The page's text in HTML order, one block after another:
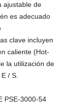
ajustable de
es adecuado
clave incluyen
caliente (Hot-
la utilización de
/ S.
PSE-3000-54